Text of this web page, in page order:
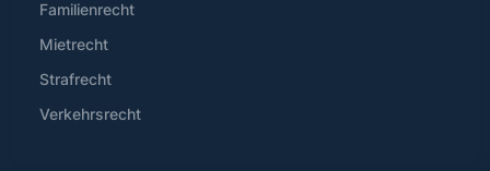
Familienrecht
Mietrecht
Strafrecht
Verkehrsrecht